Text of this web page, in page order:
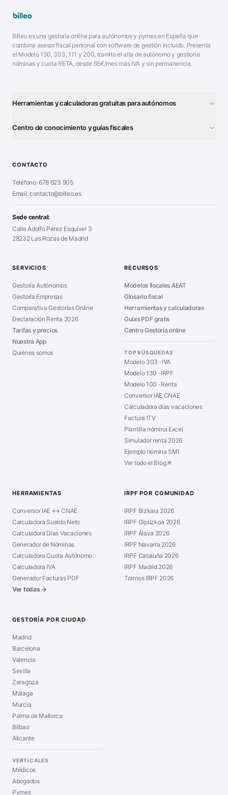
Billeo es una gestoría online para autónomos y pymes en España que
combina asesor fiscal personal con software de gestión incluido. Presenta
el Modelo 130, 303, 111 y 200, tramita el alta de autónomo y gestiona
nóminas y cuota RETA, desde 65€/mes más IVA y sin permanencia.
Herramientas y calculadoras gratuitas para autónomos
Generador Nóminas
■ Generador Presupuestos
Generador Facturas
■Modelo Nómina PDF
■Calculadora Vacaciones
Centro de conocimiento y guías fiscales
■Alta Autónomo Paso a Paso
Declaración Renta 2026
■Certificado Digital
■Sanciones Hacienda
■Asesoría en Madrid
CONTACTO
Teléfono: 678 623 905
Email: contacto@billeo.es
Sede central:
Calle Adolfo Pérez Esquivel 3
28232 Las Rozas de Madrid
SERVICIOS
Gestoría Autónomos
Gestoría Empresas
Comparativa Gestorías Online
Declaración Renta 2026
Tarifas y precios
Nuestra App
Quiénes somos
RECURSOS
Modelos fiscales AEAT
Glosario fiscal
Herramientas y calculadoras
Guías PDF gratis
Centro Gestoría online
TOP BÚSQUEDAS
Modelo 303 · IVA
Modelo 130 · IRPF
Modelo 100 · Renta
Conversor IAE CNAE
Calculadora días vacaciones
Factura ITV
Plantilla nómina Excel
Simulador renta 2026
Ejemplo nómina SMI
Ver todo el Blog
HERRAMIENTAS
Conversor IAE ↔ CNAE
Calculadora Sueldo Neto
Calculadora Días Vacaciones
Generador de Nóminas
Calculadora Cuota Autónomo
Calculadora IVA
Generador Facturas PDF
Ver todas →
IRPF POR COMUNIDAD
IRPF Bizkaia 2026
IRPF Gipuzkoa 2026
IRPF Álava 2026
IRPF Navarra 2026
IRPF Cataluña 2026
IRPF Madrid 2026
Tramos IRPF 2026
GESTORÍA POR CIUDAD
Madrid
Barcelona
Valencia
Sevilla
Zaragoza
Málaga
Murcia
Palma de Mallorca
Bilbao
Alicante
VERTICALES
Médicos
Abogados
Pymes